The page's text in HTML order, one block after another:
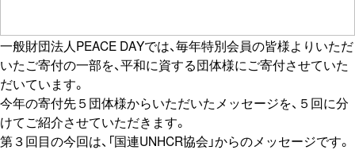
一般財団法人PEACE DAYでは、毎年特別会員の皆様よりいただ
いたご寄付の一部を、平和に資する団体様にご寄付させていた
だいています。
今年の寄付先５団体様からいただいたメッセージを、５回に分
けてご紹介させていただきます。
第３回目の今回は、「国連UNHCR協会」からのメッセージです。